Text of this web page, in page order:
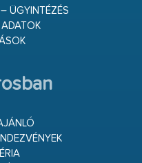
ÜGYINTÉZÉS
ADATOK